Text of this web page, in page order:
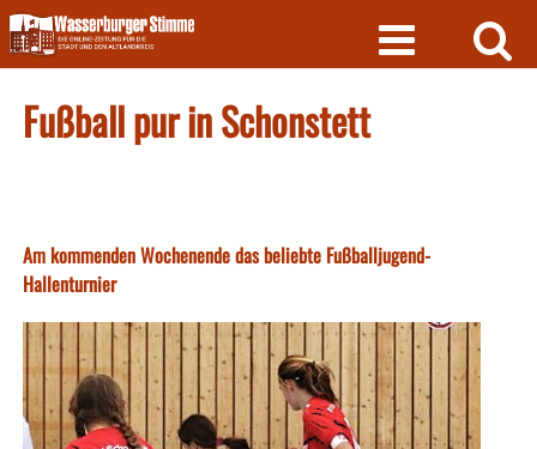
Skip
to
content
Fußball pur in Schonstett
Am kommenden Wochenende das beliebte Fußballjugend-
Hallenturnier